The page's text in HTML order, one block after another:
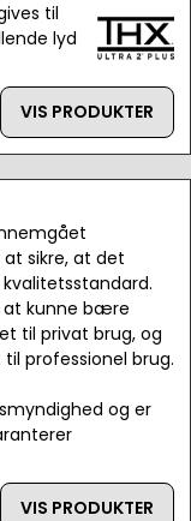
til
lyd
VIS PRODUKTER
sikre, at det
kvalitetsstandard.
at kunne bære
til privat brug, og
professionel brug.
og er
VIS PRODUKTER